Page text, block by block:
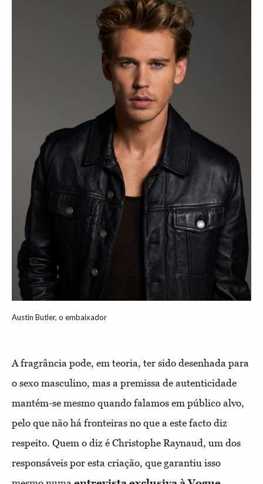
Austin Butler, o embaixador
A fragrância pode, em teoria, ter sido desenhada para
o sexo masculino, mas a premissa de autenticidade
mantém-se mesmo quando falamos em público alvo,
pelo que não há fronteiras no que a este facto diz
respeito. Quem o diz é Christophe Raynaud, um dos
responsáveis por esta criação, que garantiu isso